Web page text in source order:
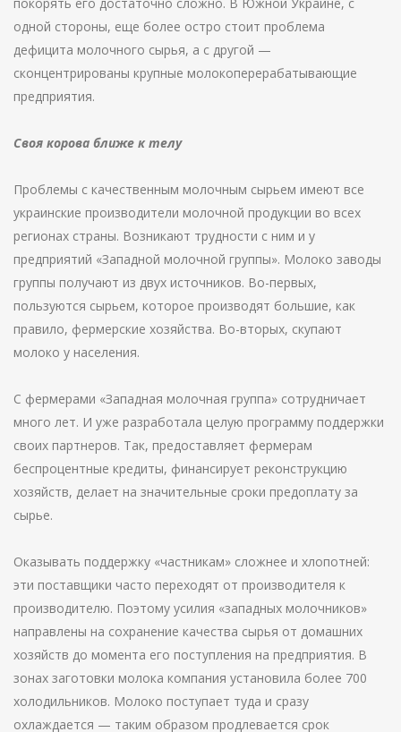
одной стороны, еще более остро стоит проблема
дефицита молочного сырья, а с другой —
сконцентрированы крупные молокоперерабатывающие
предприятия.
Своя корова ближе к телу
Проблемы с качественным молочным сырьем имеют все
украинские производители молочной продукции во всех
регионах страны. Возникают трудности с ним и у
предприятий «Западной молочной группы». Молоко заводы
группы получают из двух источников. Во-первых,
пользуются сырьем, которое производят большие, как
правило, фермерские хозяйства. Во-вторых, скупают
молоко у населения.
С фермерами «Западная молочная группа» сотрудничает
много лет. И уже разработала целую программу поддержки
своих партнеров. Так, предоставляет фермерам
беспроцентные кредиты, финансирует реконструкцию
хозяйств, делает на значительные сроки предоплату за
сырье.
Оказывать поддержку «частникам» сложнее и хлопотней:
эти поставщики часто переходят от производителя к
производителю. Поэтому усилия «западных молочников»
направлены на сохранение качества сырья от домашних
хозяйств до момента его поступления на предприятия. В
зонах заготовки молока компания установила более 700
холодильников. Молоко поступает туда и сразу
охлаждается — таким образом продлевается срок